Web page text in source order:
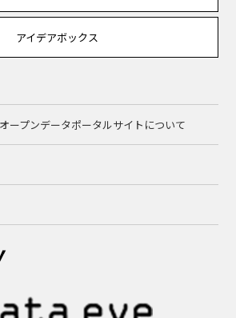
アイデアボックス
ープンデータポータルサイトについて